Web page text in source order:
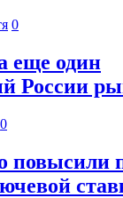
0
еще один
России
0
повысили